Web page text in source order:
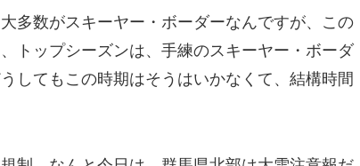
多数がスキーヤー・ボーダーなんですが、この
トップシーズンは、手練のスキーヤー・ボーダ
してもこの時期はそうはいかなくて、結構時間